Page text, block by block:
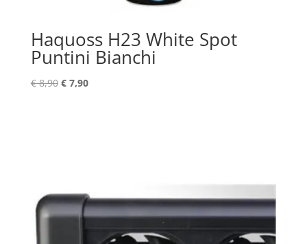
Haquoss H23 White Spot
Puntini Bianchi
€8,90 Il
€7,90Il